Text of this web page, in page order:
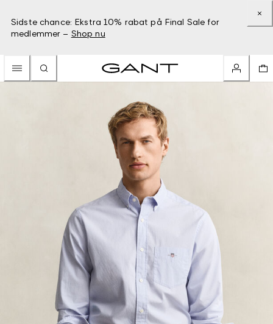
Sidste chance: Ekstra 10% rabat på Final Sale for
medlemmer – Shop nu